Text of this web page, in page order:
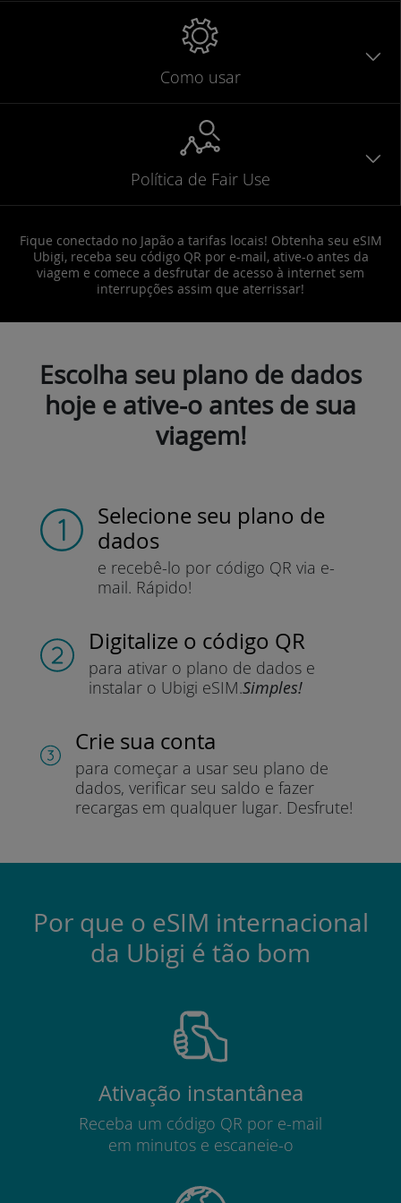
Como usar
Política de Fair Use
Fique conectado no Japão a tarifas locais! Obtenha seu eSIM
Ubigi, receba seu código QR por e-mail, ative-o antes da
viagem e comece a desfrutar de acesso à internet sem
interrupções assim que aterrissar!
Escolha seu plano de dados
hoje e ative-o antes de sua
viagem!
Selecione seu plano de
dados
e recebê-lo por código QR via e-
mail. Rápido!
Digitalize o código QR
para ativar o plano de dados e
instalar o Ubigi eSIM.Simples!
Crie sua conta
para começar a usar seu plano de
dados, verificar seu saldo e fazer
recargas em qualquer lugar. Desfrute!
Por que o eSIM internacional
da Ubigi é tão bom
Ativação instantânea
Receba um código QR por e-mail
em minutos e escaneie-o